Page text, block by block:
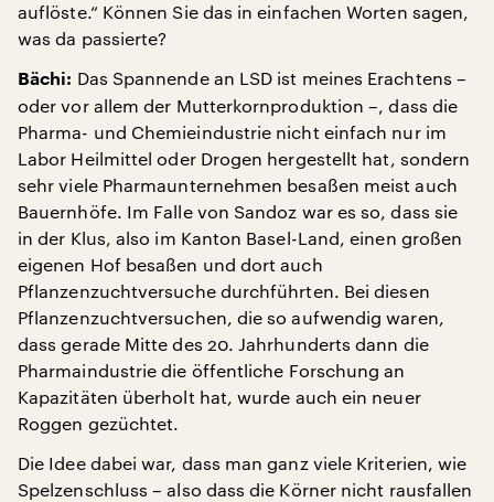
auflöste.“ Können Sie das in einfachen Worten sagen,
was da passierte?
Bächi: Das Spannende an LSD ist meines Erachtens –
oder vor allem der Mutterkornproduktion –, dass die
Pharma- und Chemieindustrie nicht einfach nur im
Labor Heilmittel oder Drogen hergestellt hat, sondern
sehr viele Pharmaunternehmen besaßen meist auch
Bauernhöfe. Im Falle von Sandoz war es so, dass sie
in der Klus, also im Kanton Basel-Land, einen großen
eigenen Hof besaßen und dort auch
Pflanzenzuchtversuche durchführten. Bei diesen
Pflanzenzuchtversuchen, die so aufwendig waren,
dass gerade Mitte des 20. Jahrhunderts dann die
Pharmaindustrie die öffentliche Forschung an
Kapazitäten überholt hat, wurde auch ein neuer
Roggen gezüchtet.
Die Idee dabei war, dass man ganz viele Kriterien, wie
Spelzenschluss – also dass die Körner nicht rausfallen